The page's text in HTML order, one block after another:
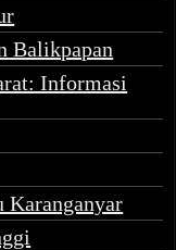
Balikpapan
Informasi
Karanganyar